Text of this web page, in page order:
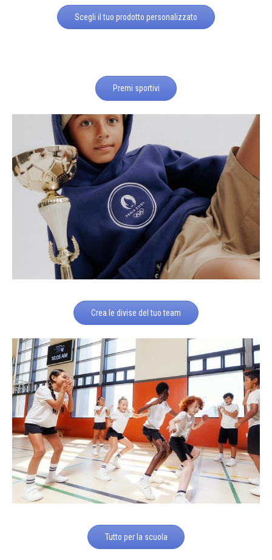
Scegli il tuo prodotto personalizzato
Premi sportivi
Crea le divise del tuo team
Tutto per la scuola